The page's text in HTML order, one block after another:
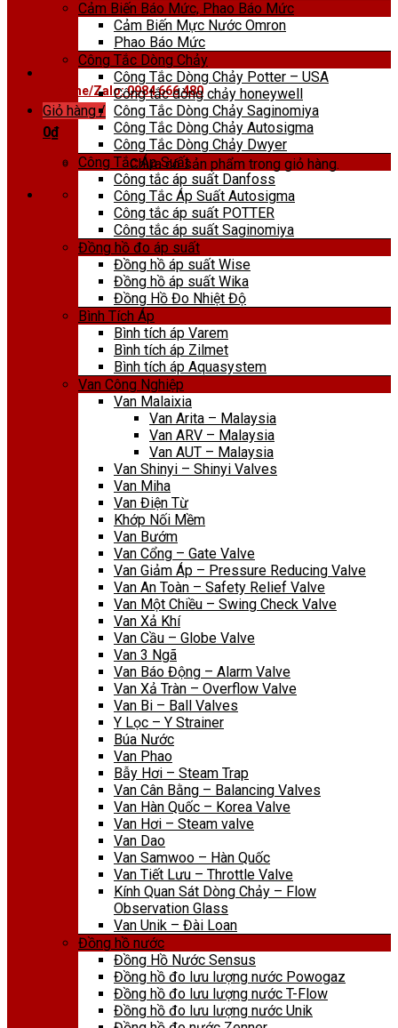
Hotline/Zalo: 0984 666 480
Giỏ hàng /
0₫
Chưa có sản phẩm trong giỏ hàng.
Cảm Biến Báo Mức, Phao Báo Mức
Cảm Biến Mực Nước Omron
Phao Báo Mức
Công Tắc Dòng Chảy
Công Tắc Dòng Chảy Potter – USA
Công tắc dòng chảy honeywell
Công Tắc Dòng Chảy Saginomiya
Công Tắc Dòng Chảy Autosigma
Công Tắc Dòng Chảy Dwyer
Công Tắc Áp Suất
Công tắc áp suất Danfoss
Công Tắc Áp Suất Autosigma
Công tắc áp suất POTTER
Công tắc áp suất Saginomiya
Đồng hồ đo áp suất
Đồng hồ áp suất Wise
Đồng hồ áp suất Wika
Đồng Hồ Đo Nhiệt Độ
Bình Tích Áp
Bình tích áp Varem
Bình tích áp Zilmet
Bình tích áp Aquasystem
Van Công Nghiệp
Van Malaixia
Van Arita – Malaysia
Van ARV – Malaysia
Van AUT – Malaysia
Van Shinyi – Shinyi Valves
Van Miha
Van Điện Từ
Khớp Nối Mềm
Van Bướm
Van Cổng – Gate Valve
Van Giảm Áp – Pressure Reducing Valve
Van An Toàn – Safety Relief Valve
Van Một Chiều – Swing Check Valve
Van Xả Khí
Van Cầu – Globe Valve
Van 3 Ngã
Van Báo Động – Alarm Valve
Van Xả Tràn – Overflow Valve
Van Bi – Ball Valves
Y Lọc – Y Strainer
Búa Nước
Van Phao
Bẫy Hơi – Steam Trap
Van Cân Bằng – Balancing Valves
Van Hàn Quốc – Korea Valve
Van Hơi – Steam valve
Van Dao
Van Samwoo – Hàn Quốc
Van Tiết Lưu – Throttle Valve
Kính Quan Sát Dòng Chảy – Flow
Observation Glass
Van Unik – Đài Loan
Đồng hồ nước
Đồng Hồ Nước Sensus
Đồng hồ đo lưu lượng nước Powogaz
Đồng hồ đo lưu lượng nước T-Flow
Đồng hồ đo lưu lượng nước Unik